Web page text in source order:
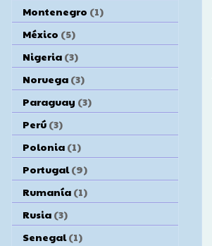
Montenegro (1)
México (5)
Nigeria (3)
Noruega (3)
Paraguay (3)
Perú (3)
Polonia (1)
Portugal (9)
Rumanía (1)
Rusia (3)
Senegal (1)